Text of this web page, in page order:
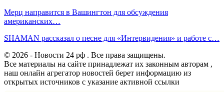
Мерц направится в Вашингтон для обсуждения
американских…
SHAMAN рассказал о песне для «Интервидения» и работе с…
© 2026 - Новости 24 рф . Все права защищены.
Все материалы на сайте принадлежат их законным авторам ,
наш онлайн агрегатор новостей берет информацию из
открытых источников с указание активной ссылки